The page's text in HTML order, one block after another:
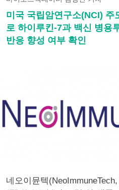
미국 국립암연구소(NCI) 주
로 하이루킨-7과 백신 병용
반응 향성 여부 확인
네오이뮨텍